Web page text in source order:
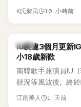
合體。根據韓媒《
K氏鄉民 10 小時前
韓星
IU睽違3個月更新
小18歲新歡
南韓歌手兼演員IU
狀況等風波後，終
張近況照，讓大批
江南美人 1 天前